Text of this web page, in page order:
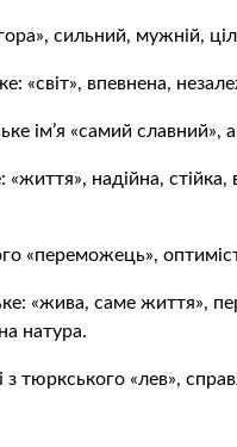
сильний, мужній,
«світ», впевнена,
ім’я «самий
«життя», надійна,
«переможець»,
«жива, саме життя»,
натура.
з тюркського «лев»,